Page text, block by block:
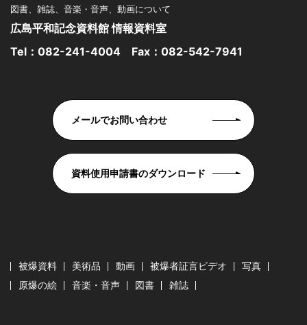
図書、雑誌、音楽・音声、動画について
広島平和記念資料館 情報資料室
Tel： 082-241-4004 Fax：082-542-7941
メールでお問い合わせ
資料使用申請書のダウンロード
被爆資料 美術品 動画 被爆者証言ビデオ
写真
原爆の絵
音楽・音声 図書 雑誌